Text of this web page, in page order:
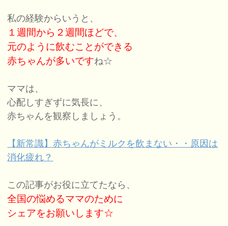
私の経験からいうと、
１週間から２週間ほどで、
元のように飲むことができる
赤ちゃんが多いですね☆
ママは、
心配しすぎずに気長に、
赤ちゃんを観察しましょう。
【新常識】赤ちゃんがミルクを飲まない・・原因は
消化疲れ？
この記事がお役に立てたなら、
全国の悩めるママのために
シェアをお願いします☆